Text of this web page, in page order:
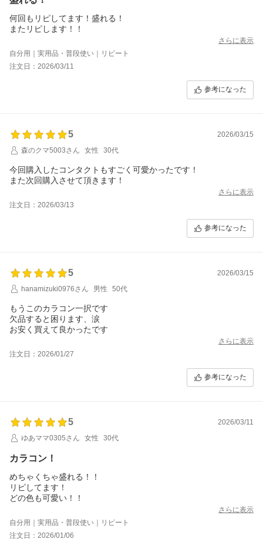
何回もリピしてます！盛れる！
またリピします！！
さらに表示
自分用｜実用品・普段使い｜リピート
注文日：2026/03/11
参考になった
5
2026/03/15
森のクマ5003さん
女性 30代
今回購入したコンタクトもすごく可愛かったです！
また次回購入させて頂きます！
さらに表示
注文日：2026/03/13
参考になった
5
2026/03/15
hanamizuki0976さん
男性 50代
もうこのカラコン一択です
欠品すると困ります、涙
お安く買えて良かったです
さらに表示
注文日：2026/01/27
参考になった
5
2026/03/11
ゆあママ0305さん
女性 30代
カラコン！
めちゃくちゃ盛れる！！
リピしてます！
どの色も可愛い！！
さらに表示
自分用｜実用品・普段使い｜リピート
注文日：2026/01/06